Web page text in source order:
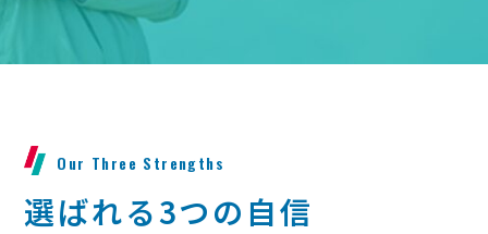
Our Three Strengths
選ばれる3つの自信